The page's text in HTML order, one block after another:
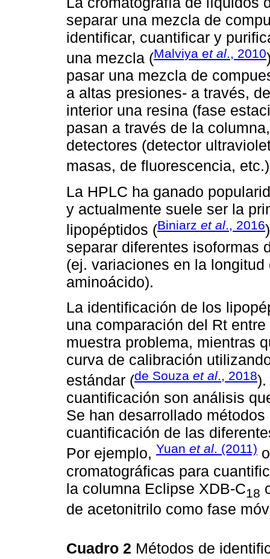
separar una mezcla de
identificar, cuantificar y
una mezcla (Malviya et al., 2010
pasar una mezcla de
a altas presiones- a través,
interior una resina (fase
pasan a través de la
detectores (detector
masas, de fluorescencia,
La HPLC ha ganado
y actualmente suele ser la
lipopéptidos (Biniarz et al., 2016
separar diferentes isoformas
(ej. variaciones en la
aminoácido).
La identificación de los
una comparación del Rt
muestra problema, mientras
curva de calibración
estándar (de Souza et al., 2018).
cuantificación son análisis
Se han desarrollado
cuantificación de las
Por ejemplo, Yuan et al. (2011)
cromatográficas para
la columna Eclipse XDB-C18
de acetonitrilo como fase
Cuadro 2 Métodos de